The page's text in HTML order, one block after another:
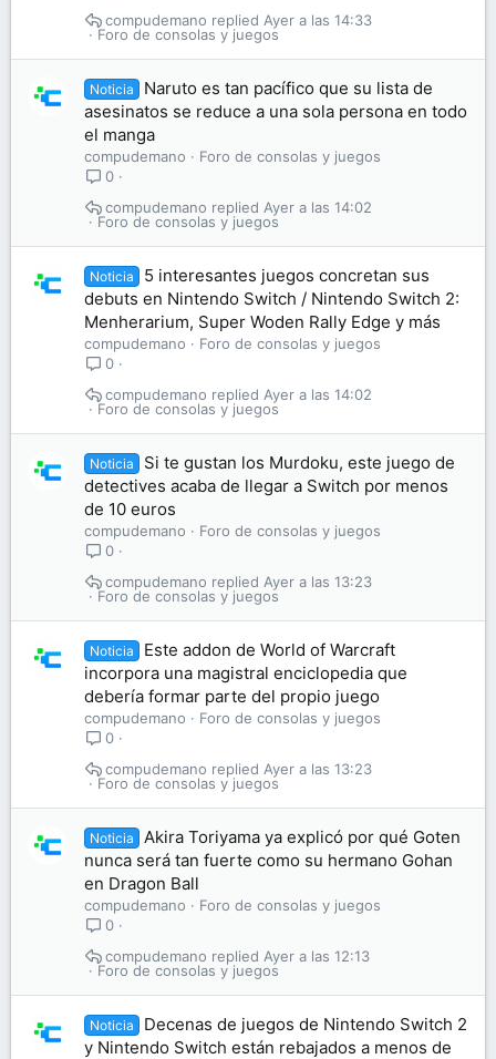
Foro de consolas y juegos
Ayer a las 14:33
compudemano
Noticia
Naruto es tan pacífico que su lista de
asesinatos se reduce a una sola persona en todo
el manga
compudemano
Foro de consolas y juegos
0
Foro de consolas y juegos
Ayer a las 14:02
compudemano
Noticia
5 interesantes juegos concretan sus
debuts en Nintendo Switch / Nintendo Switch 2:
Menherarium, Super Woden Rally Edge y más
compudemano
Foro de consolas y juegos
0
Foro de consolas y juegos
Ayer a las 14:02
compudemano
Noticia
Si te gustan los Murdoku, este juego de
detectives acaba de llegar a Switch por menos
de 10 euros
compudemano
Foro de consolas y juegos
0
Foro de consolas y juegos
Ayer a las 13:23
compudemano
Noticia
Este addon de World of Warcraft
incorpora una magistral enciclopedia que
debería formar parte del propio juego
compudemano
Foro de consolas y juegos
0
Foro de consolas y juegos
Ayer a las 13:23
compudemano
Noticia
Akira Toriyama ya explicó por qué Goten
nunca será tan fuerte como su hermano Gohan
en Dragon Ball
compudemano
Foro de consolas y juegos
0
Foro de consolas y juegos
Ayer a las 12:13
compudemano
Noticia
Decenas de juegos de Nintendo Switch 2
y Nintendo Switch están rebajados a menos de